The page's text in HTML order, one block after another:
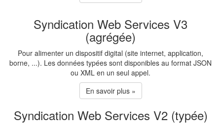
Syndication Web Services V3
(agrégée)
Pour alimenter un dispositif digital (site internet, application,
borne, ...). Les données typées sont disponibles au format JSON
ou XML en un seul appel.
En savoir plus »
Syndication Web Services V2 (typée)